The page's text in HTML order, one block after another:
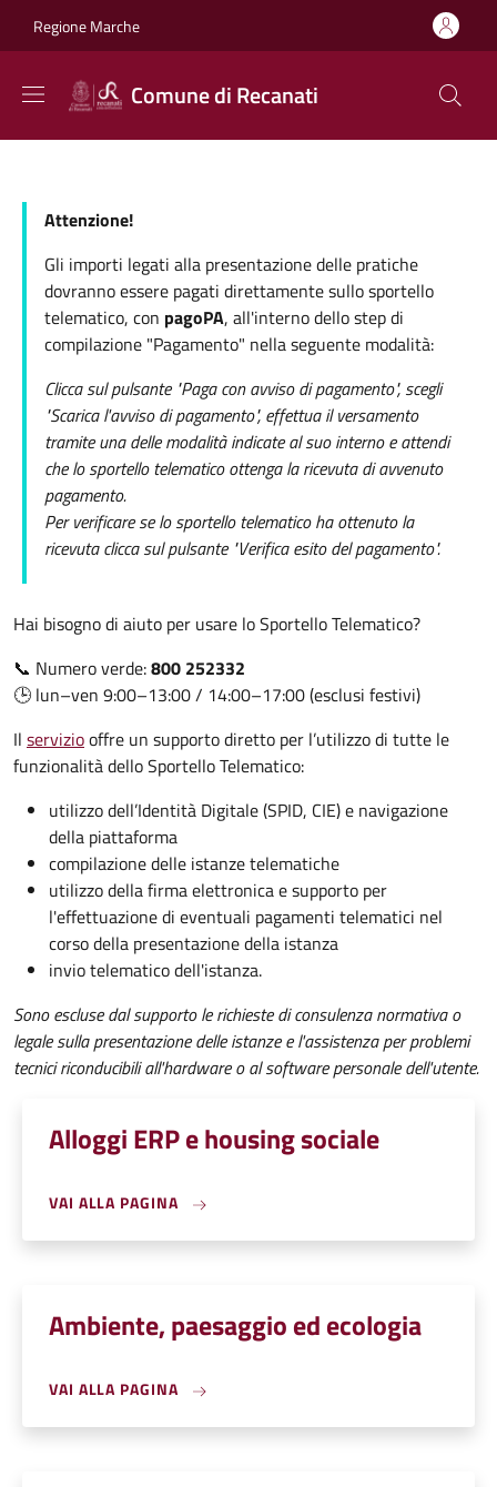
Regione Marche
Comune di Recanati
Attenzione!
Gli importi legati alla presentazione delle pratiche
dovranno essere pagati direttamente sullo sportello
telematico, con pagoPA, all'interno dello step di
compilazione "Pagamento" nella seguente modalità:
Clicca sul pulsante "Paga con avviso di pagamento", scegli
"Scarica l'avviso di pagamento", effettua il versamento
tramite una delle modalità indicate al suo interno e attendi
che lo sportello telematico ottenga la ricevuta di avvenuto
pagamento.
Per verificare se lo sportello telematico ha ottenuto la
ricevuta clicca sul pulsante "Verifica esito del pagamento".
Hai bisogno di aiuto per usare lo Sportello Telematico?
📞 Numero verde:800 252332
🕒 lun–ven 9:00–13:00 / 14:00–17:00 (esclusi festivi)
Il serviziooffre un supporto diretto per l’utilizzo di tutte le
funzionalità dello Sportello Telematico:
utilizzo dell’Identità Digitale (SPID, CIE) e navigazione
della piattaforma
compilazione delle istanze telematiche
utilizzo della firma elettronica e supporto per
l'effettuazione di eventuali pagamenti telematici nel
corso della presentazione della istanza
invio telematico dell'istanza.
Sono escluse dal supporto le richieste di consulenza normativa o
legale sulla presentazione delle istanze e l'assistenza per problemi
tecnici riconducibili all'hardware o al software personale dell'utente.
Alloggi ERP e housing sociale
VAI ALLA PAGINA
Ambiente, paesaggio ed ecologia
VAI ALLA PAGINA